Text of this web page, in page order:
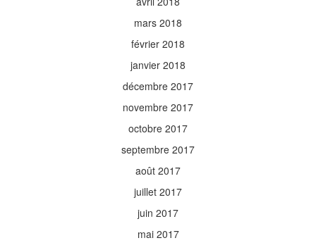
mars 2018
février 2018
janvier 2018
décembre 2017
novembre 2017
octobre 2017
septembre 2017
août 2017
juillet 2017
juin 2017
mai 2017